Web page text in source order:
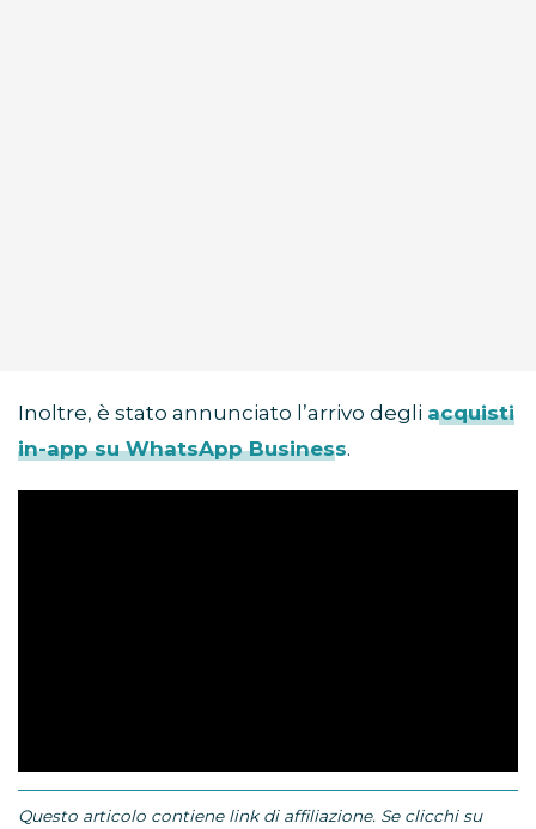
Inoltre, è stato annunciato l’arrivo degli acquisti
in-app su WhatsApp Business.
Questo articolo contiene link di affiliazione. Se clicchi su